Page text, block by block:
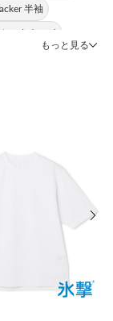
半袖
ッタウェイ
もっと見る
次